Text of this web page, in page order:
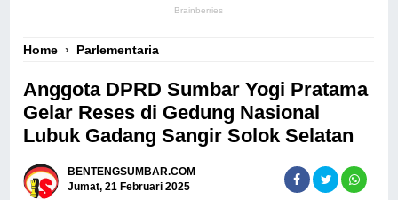
Home › Parlementaria
Anggota DPRD Sumbar Yogi Pratama
Gelar Reses di Gedung Nasional
Lubuk Gadang Sangir Solok Selatan
BENTENGSUMBAR.COM
Jumat, 21 Februari 2025